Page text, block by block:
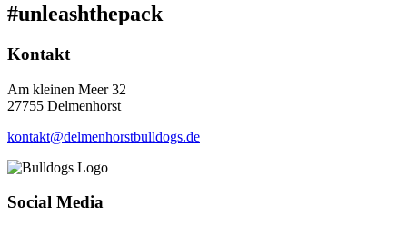
#unleashthepack
Kontakt
Am kleinen Meer 32
27755 Delmenhorst
kontakt@delmenhorstbulldogs.de
Social Media